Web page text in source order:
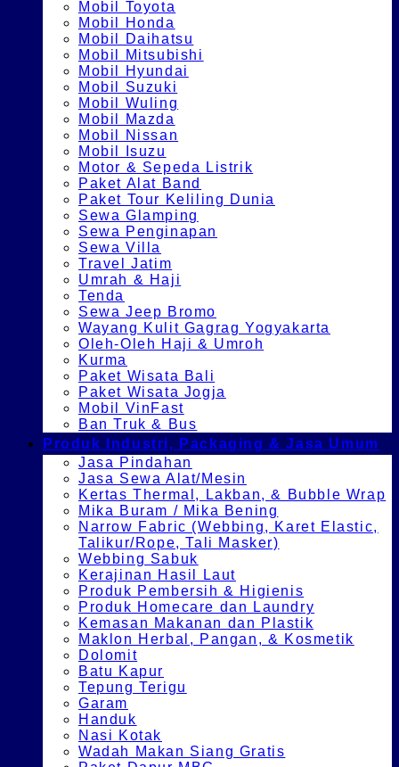
Mobil Toyota
Mobil Honda
Mobil Daihatsu
Mobil Mitsubishi
Mobil Hyundai
Mobil Suzuki
Mobil Wuling
Mobil Mazda
Mobil Nissan
Mobil Isuzu
Motor & Sepeda Listrik
Paket Alat Band
Paket Tour Keliling Dunia
Sewa Glamping
Sewa Penginapan
Sewa Villa
Travel Jatim
Umrah & Haji
Tenda
Sewa Jeep Bromo
Wayang Kulit Gagrag Yogyakarta
Oleh-Oleh Haji & Umroh
Kurma
Paket Wisata Bali
Paket Wisata Jogja
Mobil VinFast
Ban Truk & Bus
Produk Industri, Packaging & Jasa Umum
Jasa Pindahan
Jasa Sewa Alat/Mesin
Kertas Thermal, Lakban, & Bubble Wrap
Mika Buram / Mika Bening
Narrow Fabric (Webbing, Karet Elastic,
Talikur/Rope, Tali Masker)
Webbing Sabuk
Kerajinan Hasil Laut
Produk Pembersih & Higienis
Produk Homecare dan Laundry
Kemasan Makanan dan Plastik
Maklon Herbal, Pangan, & Kosmetik
Dolomit
Batu Kapur
Tepung Terigu
Garam
Handuk
Nasi Kotak
Wadah Makan Siang Gratis